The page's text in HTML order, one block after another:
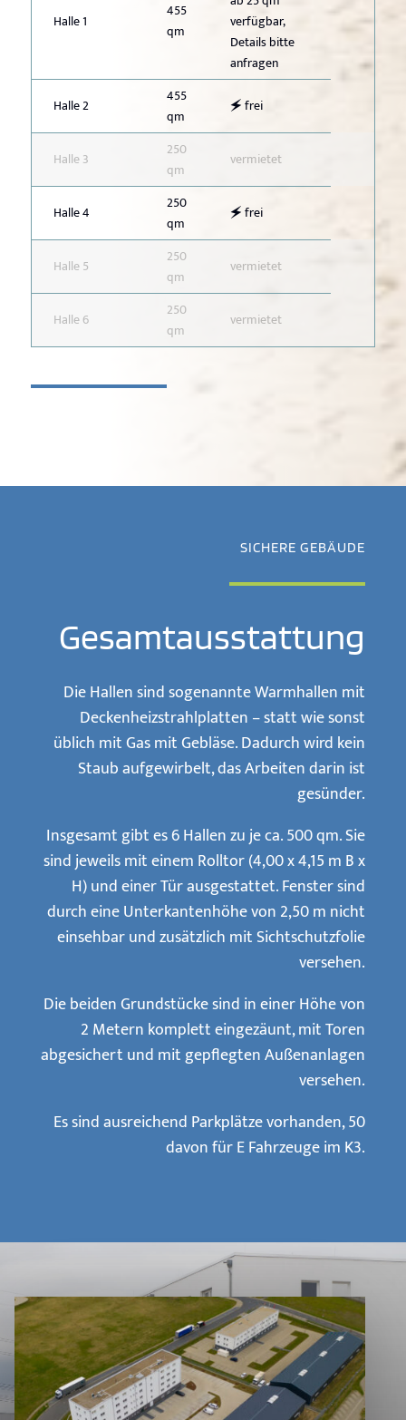
Halle 1
455
qm
verfügbar,
Details bitte
anfragen
Halle 2
455
qm
🗲 frei
Halle 3
250
qm
vermietet
Halle 4
250
qm
🗲 frei
Halle 5
250
qm
vermietet
Halle 6
250
qm
vermietet
SICHERE GEBÄUDE
Gesamtausstattung
Die Hallen sind sogenannte Warmhallen mit
Deckenheizstrahlplatten – statt wie sonst
üblich mit Gas mit Gebläse. Dadurch wird kein
Staub aufgewirbelt, das Arbeiten darin ist
gesünder.
Insgesamt gibt es 6 Hallen zu je ca. 500 qm. Sie
sind jeweils mit einem Rolltor (4,00 x 4,15 m B x
H) und einer Tür ausgestattet. Fenster sind
durch eine Unterkantenhöhe von 2,50 m nicht
einsehbar und zusätzlich mit Sichtschutzfolie
versehen.
Die beiden Grundstücke sind in einer Höhe von
2 Metern komplett eingezäunt, mit Toren
abgesichert und mit gepflegten Außenanlagen
versehen.
Es sind ausreichend Parkplätze vorhanden, 50
davon für E Fahrzeuge im K3.